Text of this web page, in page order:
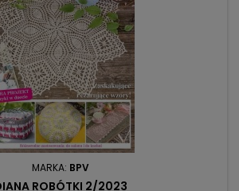
MARKA: BPV
ROBÓTKI 2/2023